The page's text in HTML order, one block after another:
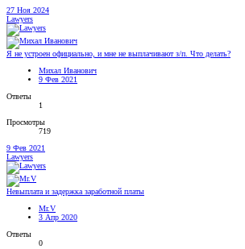
27 Ноя 2024
Lawyers
Я не устроен официально, и мне не выплачивают з/п. Что делать?
Михал Иванович
9 Фев 2021
Ответы
1
Просмотры
719
9 Фев 2021
Lawyers
Невыплата и задержка заработной платы
Mr.V
3 Апр 2020
Ответы
0